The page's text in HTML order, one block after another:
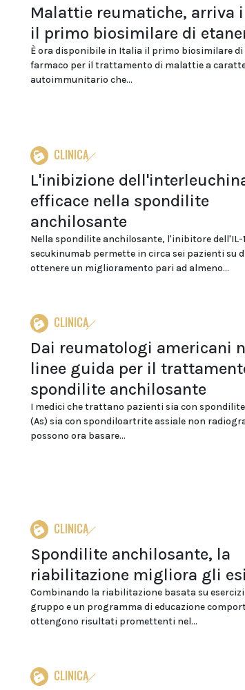
Malattie reumatiche, arriva
il primo biosimilare di
È ora disponibile in Italia il primo biosimilare
farmaco per il trattamento di malattie a
autoimmunitario che...
CLINICA
L'inibizione
efficace nella spondilite
anchilosante
Nella spondilite anchilosante, l'inibitore dell'IL-
secukinumab permette in circa sei pazienti su
ottenere un miglioramento pari ad almeno...
CLINICA
Dai reumatologi americani
linee guida per il
spondilite anchilosante
I medici che trattano pazienti sia con
(As) sia con spondiloartrite assiale non
possono ora basare...
CLINICA
Spondilite anchilosante, la
riabilitazione migliora gli
Combinando la riabilitazione basata su
gruppo e un programma di educazione
ottengono risultati promettenti nel...
CLINICA